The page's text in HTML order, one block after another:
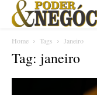
Home Tags Janeiro
Tag: janeiro